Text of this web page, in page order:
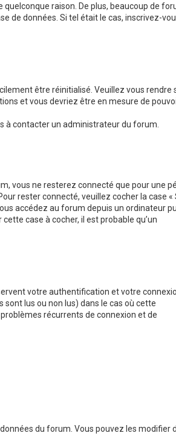
quelconque raison. De plus, beaucoup de
de données. Si tel était le cas, inscrivez-
être réinitialisé. Veuillez vous rendre
et vous devriez être en mesure de
à contacter un administrateur du forum.
vous ne resterez connecté que pour une
rester connecté, veuillez cocher la case «
accédez au forum depuis un ordinateur
case à cocher, il est probable qu’un
votre authentification et votre
lus ou non lus) dans le cas où cette
récurrents de connexion et de
du forum. Vous pouvez les modifier